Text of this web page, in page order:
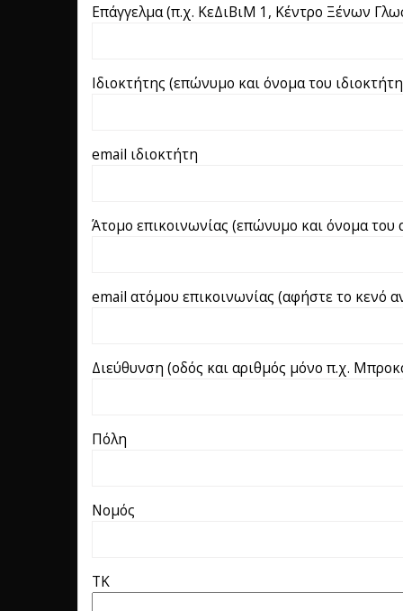
Επάγγελμα (π.χ. ΚεΔιΒιΜ 1, Κέντρο Ξένων
Ιδιοκτήτης (επώνυμο και όνομα του
email ιδιοκτήτη
Άτομο επικοινωνίας (επώνυμο και όνομα του
email ατόμου επικοινωνίας (αφήστε το κενό
Διεύθυνση (οδός και αριθμός μόνο π.χ.
Πόλη
Νομός
ΤΚ